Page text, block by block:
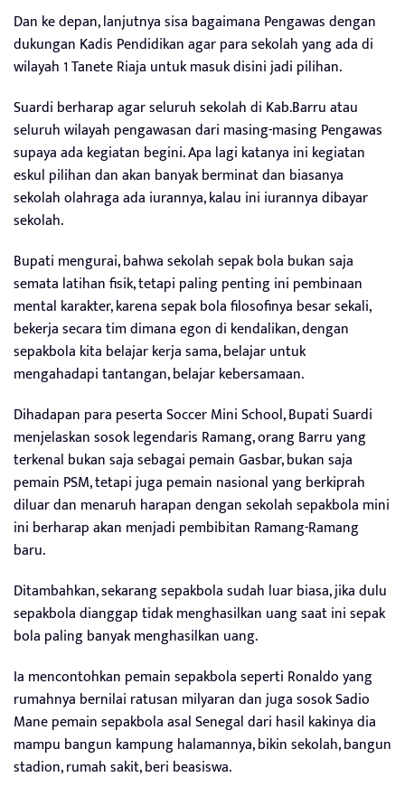
Dan ke depan, lanjutnya sisa bagaimana Pengawas dengan
dukungan Kadis Pendidikan agar para sekolah yang ada di
wilayah 1 Tanete Riaja untuk masuk disini jadi pilihan.
Suardi berharap agar seluruh sekolah di Kab.Barru atau
seluruh wilayah pengawasan dari masing-masing Pengawas
supaya ada kegiatan begini. Apa lagi katanya ini kegiatan
eskul pilihan dan akan banyak berminat dan biasanya
sekolah olahraga ada iurannya, kalau ini iurannya dibayar
sekolah.
Bupati mengurai, bahwa sekolah sepak bola bukan saja
semata latihan fisik, tetapi paling penting ini pembinaan
mental karakter, karena sepak bola filosofinya besar sekali,
bekerja secara tim dimana egon di kendalikan, dengan
sepakbola kita belajar kerja sama, belajar untuk
mengahadapi tantangan, belajar kebersamaan.
Dihadapan para peserta Soccer Mini School, Bupati Suardi
menjelaskan sosok legendaris Ramang, orang Barru yang
terkenal bukan saja sebagai pemain Gasbar, bukan saja
pemain PSM, tetapi juga pemain nasional yang berkiprah
diluar dan menaruh harapan dengan sekolah sepakbola mini
ini berharap akan menjadi pembibitan Ramang-Ramang
baru.
Ditambahkan, sekarang sepakbola sudah luar biasa, jika dulu
sepakbola dianggap tidak menghasilkan uang saat ini sepak
bola paling banyak menghasilkan uang.
Ia mencontohkan pemain sepakbola seperti Ronaldo yang
rumahnya bernilai ratusan milyaran dan juga sosok Sadio
Mane pemain sepakbola asal Senegal dari hasil kakinya dia
mampu bangun kampung halamannya, bikin sekolah, bangun
stadion, rumah sakit, beri beasiswa.